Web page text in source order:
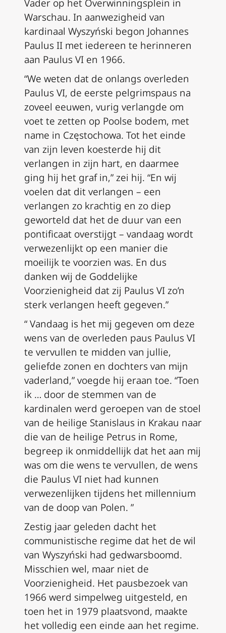
Vader op het Overwinningsplein in
Warschau. In aanwezigheid van
kardinaal Wyszyński begon Johannes
Paulus II met iedereen te herinneren
aan Paulus VI en 1966.
“We weten dat de onlangs overleden
Paulus VI, de eerste pelgrimspaus na
zoveel eeuwen, vurig verlangde om
voet te zetten op Poolse bodem, met
name in Częstochowa. Tot het einde
van zijn leven koesterde hij dit
verlangen in zijn hart, en daarmee
ging hij het graf in,” zei hij. “En wij
voelen dat dit verlangen – een
verlangen zo krachtig en zo diep
geworteld dat het de duur van een
pontificaat overstijgt – vandaag wordt
verwezenlijkt op een manier die
moeilijk te voorzien was. En dus
danken wij de Goddelijke
Voorzienigheid dat zij Paulus VI zo’n
sterk verlangen heeft gegeven.”
“ Vandaag is het mij gegeven om deze
wens van de overleden paus Paulus VI
te vervullen te midden van jullie,
geliefde zonen en dochters van mijn
vaderland,” voegde hij eraan toe. “Toen
ik … door de stemmen van de
kardinalen werd geroepen van de stoel
van de heilige Stanislaus in Krakau naar
die van de heilige Petrus in Rome,
begreep ik onmiddellijk dat het aan mij
was om die wens te vervullen, de wens
die Paulus VI niet had kunnen
verwezenlijken tijdens het millennium
van de doop van Polen. ”
Zestig jaar geleden dacht het
communistische regime dat het de wil
van Wyszyński had gedwarsboomd.
Misschien wel, maar niet de
Voorzienigheid. Het pausbezoek van
1966 werd simpelweg uitgesteld, en
toen het in 1979 plaatsvond, maakte
het volledig een einde aan het regime.